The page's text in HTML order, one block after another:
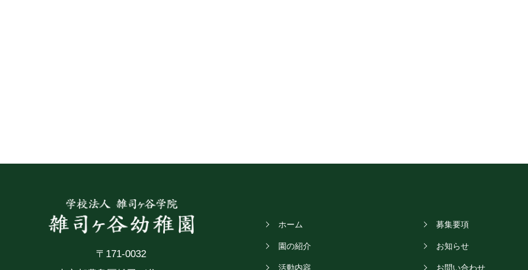
〒171-0032
ホーム
園の紹介
活動内容
募集要項
お知らせ
お問い合わせ